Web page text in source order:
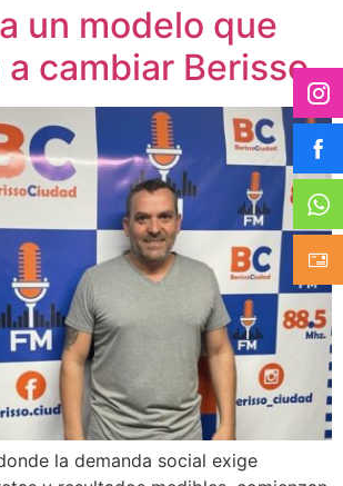
un modelo que
cambiar Berisso
la demanda social exige